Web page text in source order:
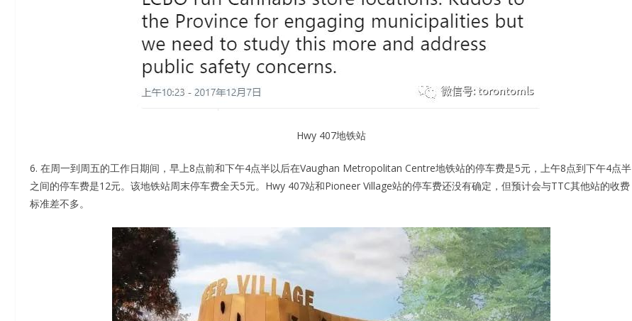
Hwy 407地铁站
6. 在周一到周五的工作日期间，早上8点前和下午4点半以后在Vaughan Metropolitan Centre地铁站的停车费是5元，上午8点到下午4点半
之间的停车费是12元。该地铁站周末停车费全天5元。Hwy 407站和Pioneer Village站的停车费还没有确定，但预计会与TTC其他站的收费
标准差不多。